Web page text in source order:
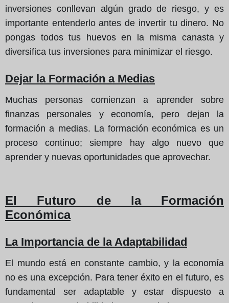
inversiones conllevan algún grado de riesgo, y es
importante entenderlo antes de invertir tu dinero. No
pongas todos tus huevos en la misma canasta y
diversifica tus inversiones para minimizar el riesgo.
Dejar la Formación a Medias
Muchas personas comienzan a aprender sobre
finanzas personales y economía, pero dejan la
formación a medias. La formación económica es un
proceso continuo; siempre hay algo nuevo que
aprender y nuevas oportunidades que aprovechar.
El Futuro de la Formación
Económica
La Importancia de la Adaptabilidad
El mundo está en constante cambio, y la economía
no es una excepción. Para tener éxito en el futuro, es
fundamental ser adaptable y estar dispuesto a